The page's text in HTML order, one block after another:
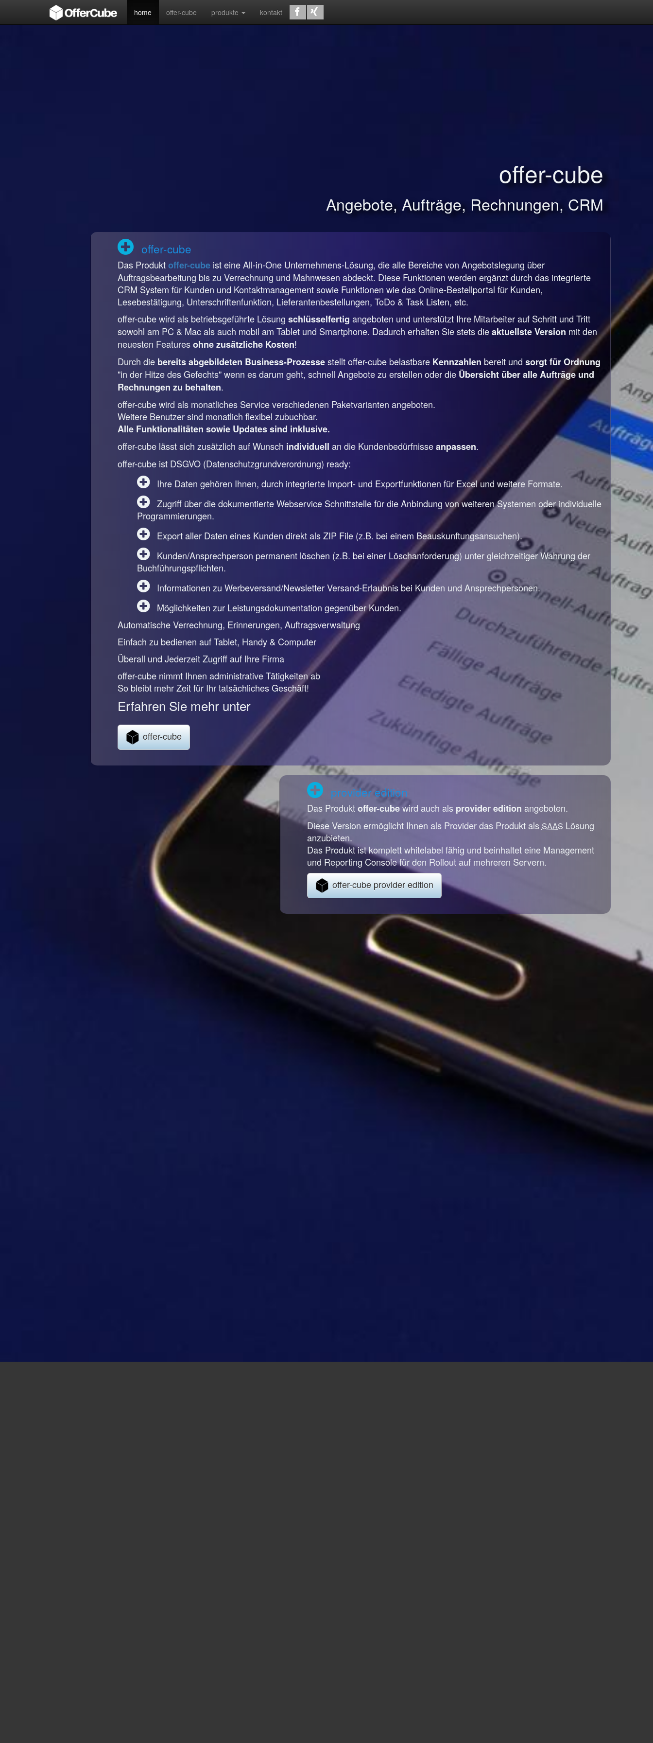
home offer-cube produkte kontakt
offer-cube
Angebote, Aufträge, Rechnungen, CRM
offer-cube
Das Produktoffer-cubeist eine All-in-One Unternehmens-Lösung, die alle Bereiche von Angebotslegung über
Auftragsbearbeitung bis zu Verrechnung und Mahnwesen abdeckt. Diese Funktionen werden ergänzt durch das integrierte
CRM System für Kunden und Kontaktmanagement sowie Funktionen wie das Online-Bestellportal für Kunden,
Lesebestätigung, Unterschriftenfunktion, Lieferantenbestellungen, ToDo & Task Listen, etc.
offer-cube wird als betriebsgeführte Lösung schlüsselfertig angeboten und unterstützt Ihre Mitarbeiter auf Schritt und Tritt
sowohl am PC & Mac als auch mobil am Tablet und Smartphone. Dadurch erhalten Sie stets dieaktuellste Version mit den
neuesten Featuresohne zusätzliche Kosten!
Durch die bereits abgebildeten Business-Prozessestellt offer-cube belastbare Kennzahlen bereit und sorgt für Ordnung
"in der Hitze des Gefechts" wenn es darum geht, schnell Angebote zu erstellen oder die Übersicht über alle Aufträge und
Rechnungen zu behalten.
offer-cube wird als monatliches Service verschiedenen Paketvarianten angeboten.
Weitere Benutzer sind monatlich flexibel zubuchbar.
Alle Funktionalitäten sowie Updates sind inklusive.
offer-cube lässt sich zusätzlich auf Wunsch individuell an die Kundenbedürfnisseanpassen.
offer-cube ist DSGVO (Datenschutzgrundverordnung) ready:
Ihre Daten gehören Ihnen, durch integrierte Import- und Exportfunktionen für Excel und weitere Formate.
Zugriff über die dokumentierte Webservice Schnittstelle für die Anbindung von weiteren Systemen oder individuelle
Programmierungen.
Export aller Daten eines Kunden direkt als ZIP File (z.B. bei einem Beauskunftungsansuchen).
Kunden/Ansprechperson permanent löschen (z.B. bei einer Löschanforderung) unter gleichzeitiger Wahrung der
Buchführungspflichten.
Informationen zu Werbeversand/Newsletter Versand-Erlaubnis bei Kunden und Ansprechpersonen.
Möglichkeiten zur Leistungsdokumentation gegenüber Kunden.
Automatische Verrechnung, Erinnerungen, Auftragsverwaltung
Einfach zu bedienen auf Tablet, Handy & Computer
Überall und Jederzeit Zugriff auf Ihre Firma
offer-cube nimmt Ihnen administrative Tätigkeiten ab
So bleibt mehr Zeit für Ihr tatsächliches Geschäft!
Erfahren Sie mehr unter
offer-cube
provider edition
Das Produktoffer-cubewird auch als provider edition angeboten.
Diese Version ermöglicht Ihnen als Provider das Produkt als SAAS Lösung
anzubieten.
Das Produkt ist komplett whitelabel fähig und beinhaltet eine Management
und Reporting Console für den Rollout auf mehreren Servern.
offer-cube provider edition